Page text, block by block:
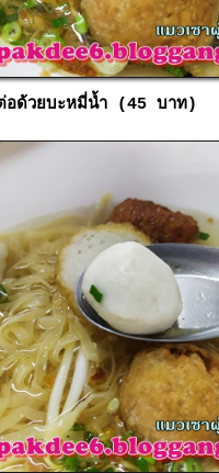
อด้วยบะหมี่น้ำ (45 บาท)